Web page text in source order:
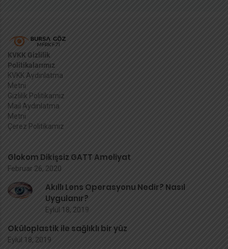
KVKK Gizlilik
Politikalarımız
KVKK Aydınlatma
Metni
Gizlilik Politikamız
Mail Aydınlatma
Metni
Çerez Politikamız
Glokom Dikişsiz GATT Ameliyat
Februar 26, 2020
Akıllı Lens Operasyonu Nedir? Nasıl
Uygulanır?
Eylül 18, 2019
Oküloplastik ile sağlıklı bir yüz
Eylül 18, 2019